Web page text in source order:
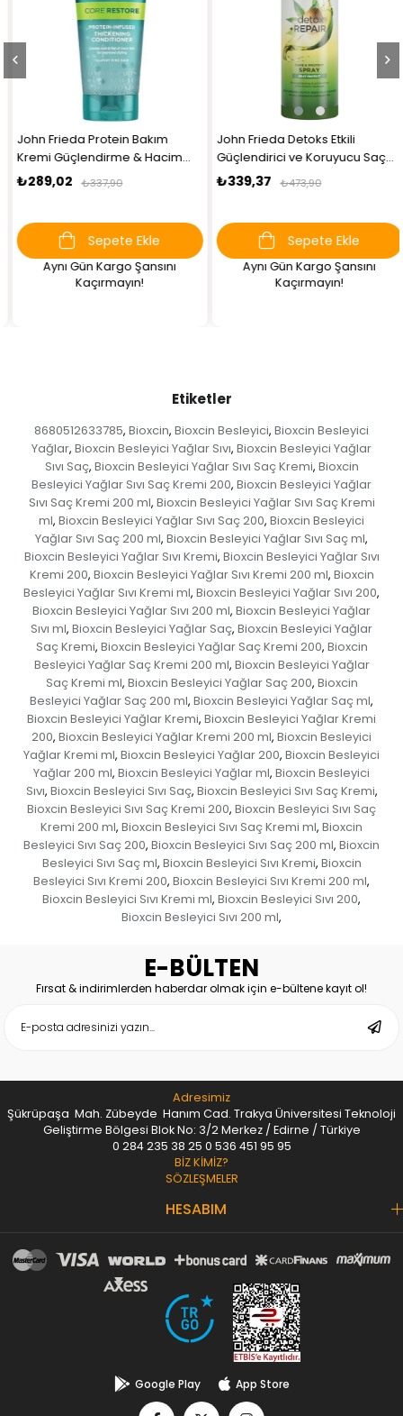
John Frieda Detoks Etkili
Güçlendirici ve Koruyucu Saç
Spreyi 200 ml
₺339,37 ₺473,90
Sepete Ekle
Aynı Gün Kargo Şansını
Kaçırmayın!
John Frieda Detoks Etkili
ve Besleyici Bakım Maskesi
ml
₺504,52 ₺573,90
Sepete Ekle
Aynı Gün Kargo Şansını
Kaçırmayın!
Etiketler
8680512633785, Bioxcin, Bioxcin Besleyici, Bioxcin Besleyici
Yağlar, Bioxcin Besleyici Yağlar Sıvı, Bioxcin Besleyici Yağlar
Sıvı Saç, Bioxcin Besleyici Yağlar Sıvı Saç Kremi, Bioxcin
Besleyici Yağlar Sıvı Saç Kremi 200, Bioxcin Besleyici Yağlar
Sıvı Saç Kremi 200 ml, Bioxcin Besleyici Yağlar Sıvı Saç Kremi
ml, Bioxcin Besleyici Yağlar Sıvı Saç 200, Bioxcin Besleyici
Yağlar Sıvı Saç 200 ml, Bioxcin Besleyici Yağlar Sıvı Saç ml,
Bioxcin Besleyici Yağlar Sıvı Kremi, Bioxcin Besleyici Yağlar Sıvı
Kremi 200, Bioxcin Besleyici Yağlar Sıvı Kremi 200 ml, Bioxcin
Besleyici Yağlar Sıvı Kremi ml, Bioxcin Besleyici Yağlar Sıvı 200,
Bioxcin Besleyici Yağlar Sıvı 200 ml, Bioxcin Besleyici Yağlar
Sıvı ml, Bioxcin Besleyici Yağlar Saç, Bioxcin Besleyici Yağlar
Saç Kremi, Bioxcin Besleyici Yağlar Saç Kremi 200, Bioxcin
Besleyici Yağlar Saç Kremi 200 ml, Bioxcin Besleyici Yağlar
Saç Kremi ml, Bioxcin Besleyici Yağlar Saç 200, Bioxcin
Besleyici Yağlar Saç 200 ml, Bioxcin Besleyici Yağlar Saç ml,
Bioxcin Besleyici Yağlar Kremi, Bioxcin Besleyici Yağlar Kremi
200, Bioxcin Besleyici Yağlar Kremi 200 ml, Bioxcin Besleyici
Yağlar Kremi ml, Bioxcin Besleyici Yağlar 200, Bioxcin Besleyici
Yağlar 200 ml, Bioxcin Besleyici Yağlar ml, Bioxcin Besleyici
Sıvı, Bioxcin Besleyici Sıvı Saç, Bioxcin Besleyici Sıvı Saç Kremi,
Bioxcin Besleyici Sıvı Saç Kremi 200, Bioxcin Besleyici Sıvı Saç
Kremi 200 ml, Bioxcin Besleyici Sıvı Saç Kremi ml, Bioxcin
Besleyici Sıvı Saç 200, Bioxcin Besleyici Sıvı Saç 200 ml, Bioxcin
Besleyici Sıvı Saç ml, Bioxcin Besleyici Sıvı Kremi, Bioxcin
Besleyici Sıvı Kremi 200, Bioxcin Besleyici Sıvı Kremi 200 ml,
Bioxcin Besleyici Sıvı Kremi ml, Bioxcin Besleyici Sıvı 200,
Bioxcin Besleyici Sıvı 200 ml,
E-BÜLTEN
Fırsat & indirimlerden haberdar olmak için e-bültene kayıt ol!
Adresimiz
Şükrüpaşa Mah. Zübeyde Hanım Cad. Trakya Üniversitesi Teknoloji
Geliştirme Bölgesi Blok No: 3/2 Merkez / Edirne / Türkiye
0 284 235 38 25 0 536 451 95 95
BİZ KİMİZ?
SÖZLEŞMELER
HESABIM
Google Play App Store